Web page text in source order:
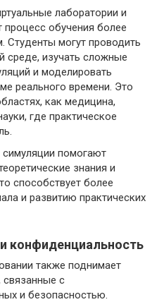
лаборатории и
обучения более
Студенты могут проводить
среде, изучать сложные
и моделировать
реального времени. Это
как медицина,
где практическое
симуляции помогают
знания и
способствует более
и развитию практических
конфиденциальность
также поднимает
с
и безопасностью.